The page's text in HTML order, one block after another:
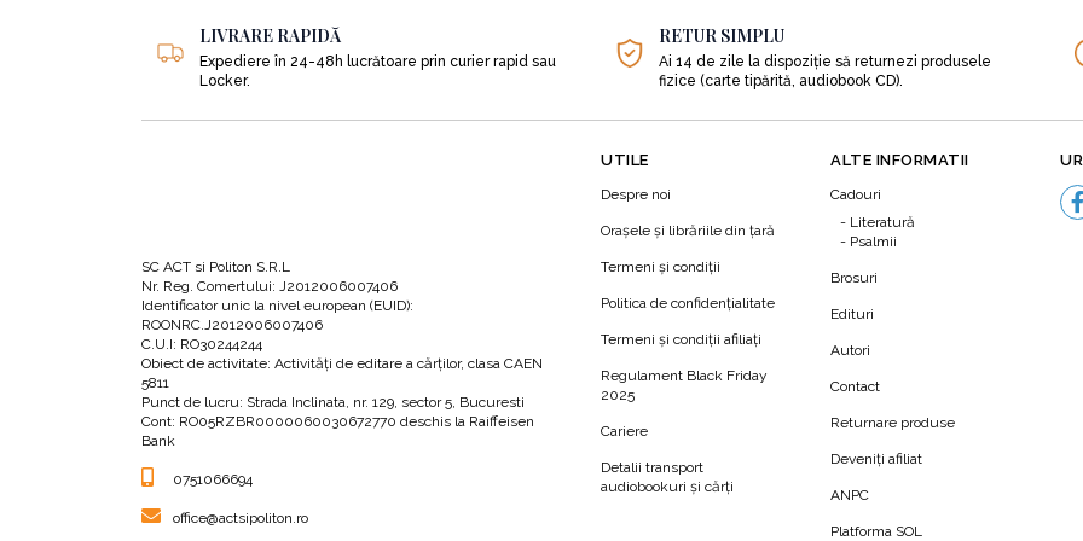
De aceea, din această parte a cărții vei afla povestea adevărată a mâncării, ce ne arată știința și ce nu ne
toată viața, pentru că, după părerea autorului, mâncarea este un medicament. Cu alte cuvinte, vei învăța
sănătate, bucurie, fericire și energie în fiecare zi, și să previi și chiar să vindeci majoritatea bolilor.
Dar înainte de a porni la drum, ești invitat să parcurgi un test de IQ nutrițional, care îți va indica cât de bine
le consumi și ale cărui răspunsuri te vor uimi cu siguranță. Tot de aici vei afla:
• Ce anume mănânci mai exact și ce desemnează Frankenmâncarea - acea mâncare plină de
• Cum poți scăpa de obezitate și de boli gătind;
Cât de în serios ar trebui să luăm cercetările pe tema mâncării;
LIVRARE RAPIDĂ
Expediere în 24-48h lucrătoare prin curier rapid sau
Locker.
RETUR SIMPLU
Ai 14 de zile la dispoziție să returnezi produsele
fizice (carte tipărită, audiobook CD).
SC ACT si Politon S.R.L
Nr. Reg. Comertului: J2012006007406
Identificator unic la nivel european (EUID):
ROONRC.J2012006007406
C.U.I: RO30244244
Obiect de activitate: Activităţi de editare a cărţilor, clasa CAEN
5811
Punct de lucru: Strada Inclinata, nr. 129, sector 5, Bucuresti
Cont: RO05RZBR0000060030672770 deschis la Raiffeisen
Bank
0751066694
office@actsipoliton.ro
UTILE
Despre noi
Orașele și librăriile din țară
Termeni şi condiţii
Politica de confidenţialitate
Termeni şi condiţii afiliaţi
Regulament Black Friday
2025
Cariere
Detalii transport
audiobookuri şi cărţi
ALTE INFORMATII
Cadouri
Literatură
Psalmii
Brosuri
Edituri
Autori
Contact
Returnare produse
Deveniți afiliat
ANPC
Platforma SOL